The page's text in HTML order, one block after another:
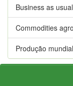
Business as
Commodities
Produção mundial